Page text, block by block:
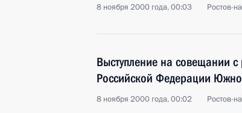
8 ноября 2000 года, 00:03 Ростов-
Выступление на совещании с
Российской Федерации
8 ноября 2000 года, 00:02 Ростов-